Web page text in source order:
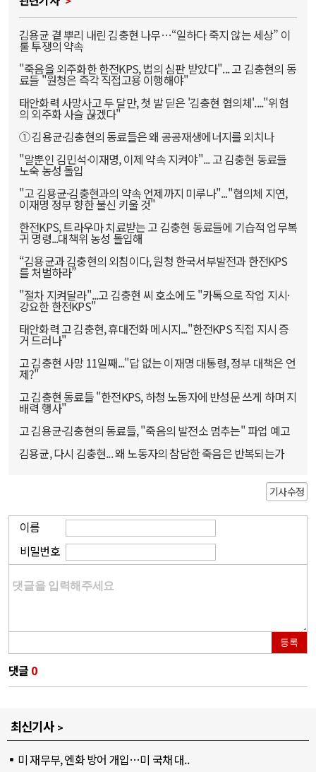
김용균 곁 뿌리 내린 김충현 나무…“일하다 죽지 않는 세상” 이
룰 투쟁의 약속
"죽음을 외주화한 한전KPS, 법의 심판 받았다"... 고 김충현의 동
료들 "원청은 즉각 직접고용 이행해야"
태안화력 사망사고 두 달만, 첫 발 딛은 '김충현 협의체'...."위험
의 외주화 사슬 끊겠다"
① 김용균·김충현의 동료들은 왜 공공재생에너지를 외치나
"말뿐인 김민석·이재명, 이제 약속 지켜야"... 고 김충현 동료들
노숙 농성 돌입
"고 김용균·김충현과의 약속 언제까지 미루나"..."협의체 지연,
이재명 정부 향한 불신 키울 것"
한전KPS, 트라우마 치료받는 고 김충현 동료들에 기습적 업무복
귀 명령...대책위 농성 돌입해
“김용균과 김충현의 외침이다, 원청 한국서부발전과 한전KPS
를 처벌하라”
"절차 지켜달라"...고 김충현 씨 호소에도 "카톡으로 작업 지시·
강요한 한전KPS"
태안화력 고 김충현, 휴대전화 메시지..."한전KPS 직접 지시 증
거 드러나"
고 김충현 사망 11일째..."답 없는 이재명 대통령, 정부 대책은 언
제?"
고 김충현 동료들 "한전KPS, 하청 노동자에 반성문 쓰게 하며 지
배력 행사"
고 김용균·김충현의 동료들, "죽음의 발전소 멈추는" 파업 예고
김용균, 다시 김충현... 왜 노동자의 참담한 죽음은 반복되는가
기사수정
이름
비밀번호
등록
댓글 0
최신기사
미 재무부, 엔화 방어 개입…미 국채 대..